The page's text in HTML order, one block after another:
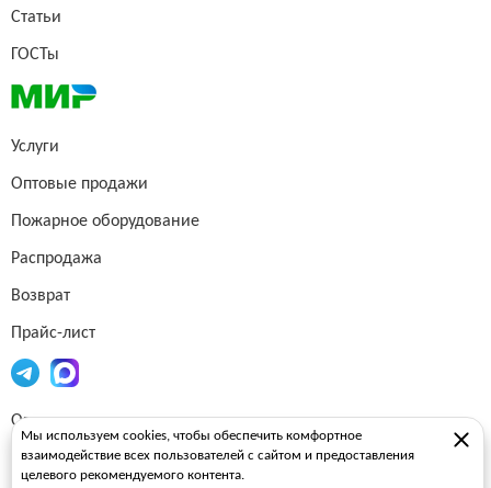
Статьи
ГОСТы
Услуги
Оптовые продажи
Пожарное оборудование
Распродажа
Возврат
Прайс-лист
Огнетушители
Пожарные рукава
Мы используем cookies, чтобы обеспечить комфортное
взаимодействие всех пользователей с сайтом и предоставления
целевого рекомендуемого контента.